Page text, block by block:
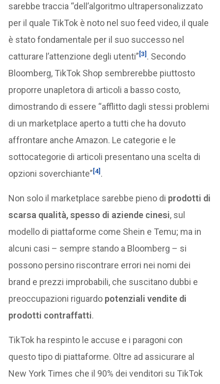
sarebbe traccia “dell’algoritmo ultrapersonalizzato
per il quale TikTok è noto nel suo feed video, il quale
è stato fondamentale per il suo successo nel
catturare l’attenzione degli utenti”[3] . Secondo
Bloomberg, TikTok Shop sembrerebbe piuttosto
proporre unapletora di articoli a basso costo,
dimostrando di essere “afflitto dagli stessi problemi
di un marketplace aperto a tutti che ha dovuto
affrontare anche Amazon. Le categorie e le
sottocategorie di articoli presentano una scelta di
opzioni soverchiante”[4] .
Non solo il marketplace sarebbe pieno di prodotti di
scarsa qualità, spesso di aziende cinesi, sul
modello di piattaforme come Shein e Temu; ma in
alcuni casi – sempre stando a Bloomberg – si
possono persino riscontrare errori nei nomi dei
brand e prezzi improbabili, che suscitano dubbi e
preoccupazioni riguardo potenziali vendite di
prodotti contraffatti.
TikTok ha respinto le accuse e i paragoni con
questo tipo di piattaforme. Oltre ad assicurare al
New York Times che il 90% dei venditori su TikTok